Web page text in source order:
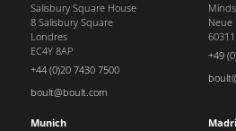
Salisbury Square House
8 Salisbury Square
Londres
EC4Y 8AP
+44 (0)20 7430 7500
boult@boult.com
Neue
+49
Munich